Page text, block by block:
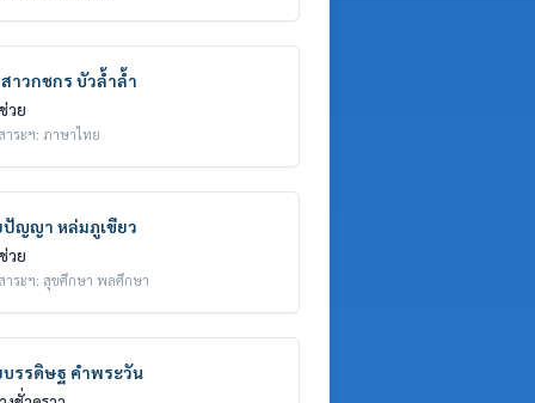
าวกชกร บัวล้ำล้ำ
วย
าระฯ: ภาษาไทย
ปัญญา หล่มภูเขียว
วย
าระฯ: สุขศึกษา พลศึกษา
รรดิษฐ คำพระวัน